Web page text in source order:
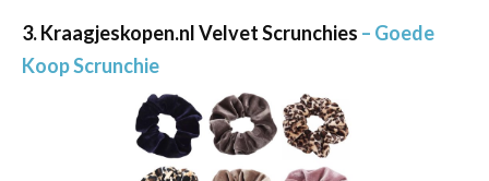
3. Kraagjeskopen.nl Velvet Scrunchies – Goede
Koop Scrunchie